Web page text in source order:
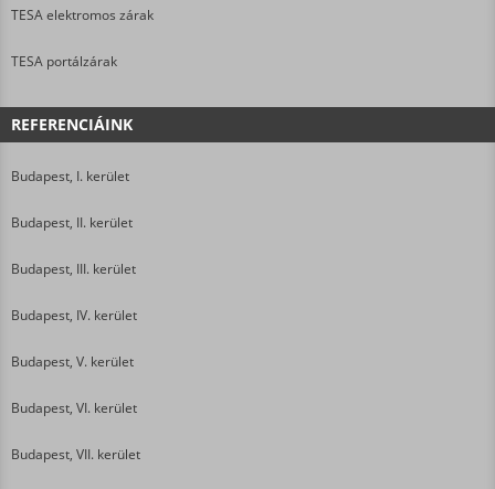
TESA elektromos zárak
TESA portálzárak
REFERENCIÁINK
Budapest, I. kerület
Budapest, II. kerület
Budapest, III. kerület
Budapest, IV. kerület
Budapest, V. kerület
Budapest, VI. kerület
Budapest, VII. kerület